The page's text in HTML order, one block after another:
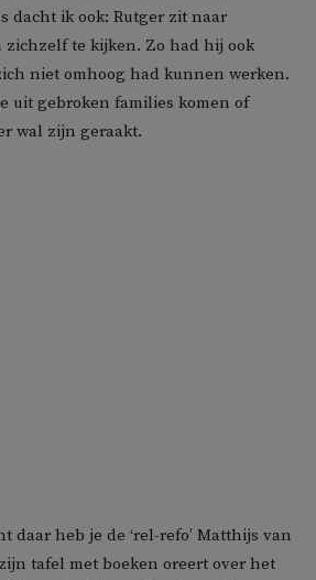
dacht ik ook: Rutger zit naar
zichzelf te kijken. Zo had hij ook
niet omhoog had kunnen werken.
uit gebroken families komen of
wal zijn geraakt.
daar heb je de ‘rel-refo’ Matthijs van
tafel met boeken oreert over het